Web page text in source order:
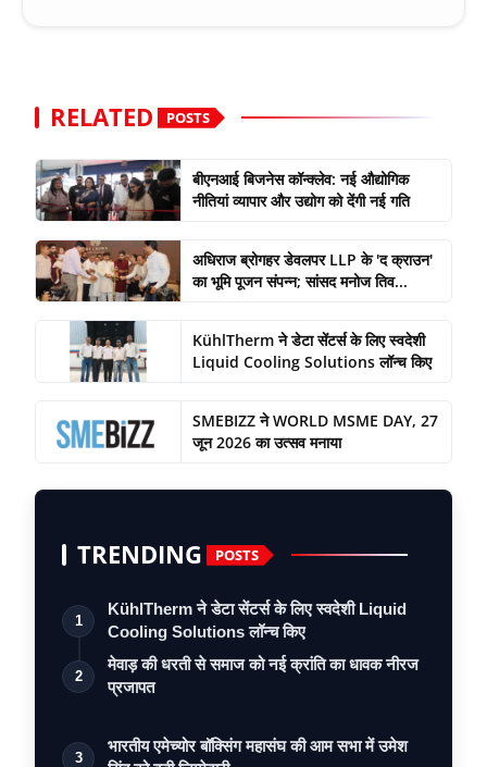
RELATED POSTS
बीएनआई बिजनेस कॉन्क्लेव: नई औद्योगिक
नीतियां व्यापार और उद्योग को देंगी नई गति
अधिराज ब्रोगहर डेवलपर LLP के 'द क्राउन'
का भूमि पूजन संपन्न; सांसद मनोज तिव...
KühlTherm ने डेटा सेंटर्स के लिए स्वदेशी
Liquid Cooling Solutions लॉन्च किए
SMEBIZZ ने WORLD MSME DAY, 27
जून 2026 का उत्सव मनाया
TRENDING POSTS
1
KühlTherm ने डेटा सेंटर्स के लिए स्वदेशी Liquid
Cooling Solutions लॉन्च किए
2
मेवाड़ की धरती से समाज को नई क्रांति का धावक नीरज
प्रजापत
3
भारतीय एमेच्योर बॉक्सिंग महासंघ की आम सभा में उमेश